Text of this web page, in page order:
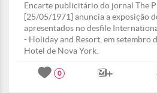
Encarte publicitário do jornal The
[25/05/1971] anuncia a exposição
apresentados no desfile
- Holiday and Resort, em setembro
Hotel de Nova York.
0